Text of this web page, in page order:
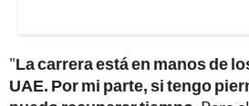
"La carrera está en manos de
UAE. Por mi parte, si tengo